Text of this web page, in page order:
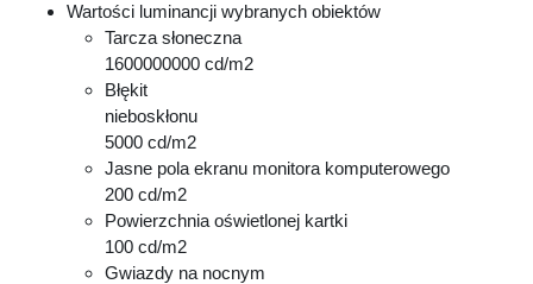
Wartości luminancji wybranych obiektów
Tarcza słoneczna
1600000000 cd/m2
Błękit
nieboskłonu
5000 cd/m2
Jasne pola ekranu monitora komputerowego
200 cd/m2
Powierzchnia oświetlonej kartki
100 cd/m2
Gwiazdy na nocnym